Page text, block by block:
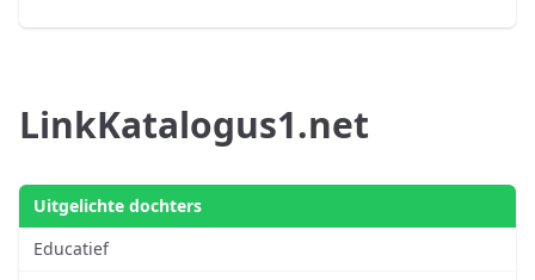
LinkKatalogus1.net
Uitgelichte dochters
Educatief